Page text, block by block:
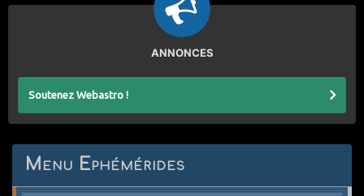
ANNONCES
Soutenez Webastro !
Menu Ephémérides